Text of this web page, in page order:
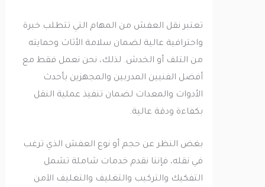
تعتبر نقل العفش من المهام التي تتطلب خبرة
واحترافية عالية لضمان سلامة الأثاث وحمايته
من التلف أو الخدش. لذلك، نحن نعمل فقط مع
أفضل الفنيين المدربين والمجهزين بأحدث
الأدوات والمعدات لضمان تنفيذ عملية النقل
بكفاءة ودقة عالية.
بغض النظر عن حجم أو نوع العفش الذي ترغب
في نقله، فإننا نقدم خدمات شاملة تشمل
التفكيك والتركيب والتغليف والتغليف الآمن